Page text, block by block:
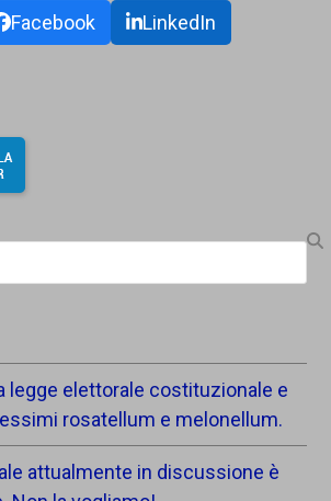
Facebook
LinkedIn
legge elettorale costituzionale e
rosatellum e melonellum.
attualmente in discussione è